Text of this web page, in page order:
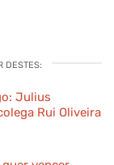
DESTES:
Julius
Rui Oliveira